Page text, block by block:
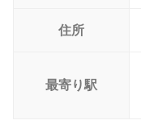
住所
最寄り駅